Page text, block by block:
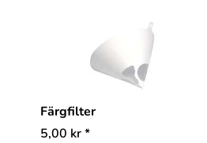
Färgfilter
5,00 kr*